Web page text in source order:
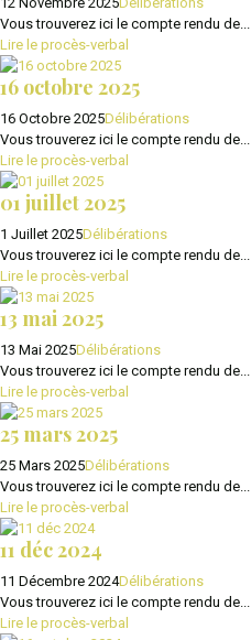
Vous trouverez ici le compte rendu de...
Lire le procès-verbal
16 octobre 2025
16 Octobre 2025Délibérations
Vous trouverez ici le compte rendu de...
Lire le procès-verbal
01 juillet 2025
1 Juillet 2025Délibérations
Vous trouverez ici le compte rendu de...
Lire le procès-verbal
13 mai 2025
13 Mai 2025Délibérations
Vous trouverez ici le compte rendu de...
Lire le procès-verbal
25 mars 2025
25 Mars 2025Délibérations
Vous trouverez ici le compte rendu de...
Lire le procès-verbal
11 déc 2024
11 Décembre 2024Délibérations
Vous trouverez ici le compte rendu de...
Lire le procès-verbal